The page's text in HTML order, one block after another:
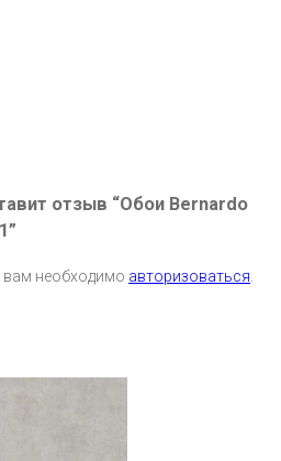
отзыв “Обои Bernardo
вам необходимо авторизоваться